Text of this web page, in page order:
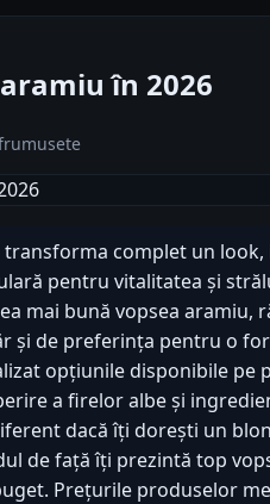
în 2026
complet un look,
pentru vitalitatea și
mai bună vopsea aramiu,
și de preferința pentru o
opțiunile disponibile pe
a firelor albe și
dacă îți dorești un
de față îți prezintă top
Prețurile produselor